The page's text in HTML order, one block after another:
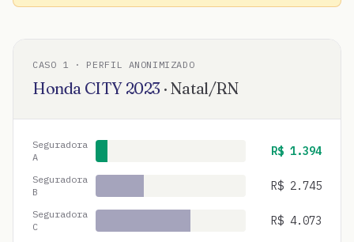
CASO 1 · PERFIL ANONIMIZADO
Honda CITY 2023 · Natal/RN
Seguradora
A
R$ 1.394
Seguradora
B
R$ 2.745
Seguradora
C
R$ 4.073